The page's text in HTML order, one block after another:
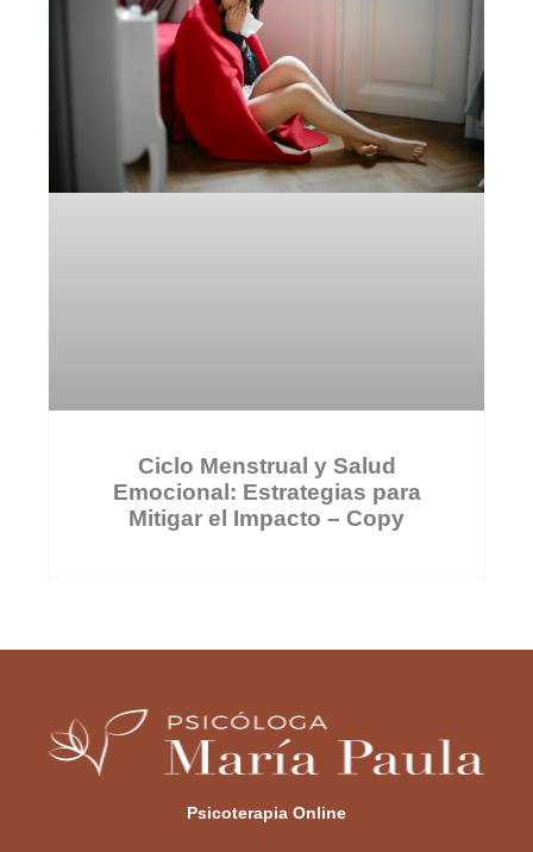
Ciclo Menstrual y Salud
Emocional: Estrategias para
Mitigar el Impacto – Copy
Psicoterapia Online